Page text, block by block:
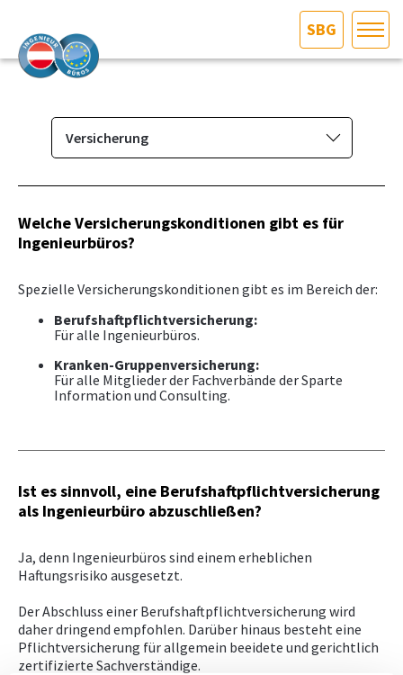
SBG
AKTUELLES/INGOO
DAS INGENIEURBÜRO
INTERESSEN­VERTRETUNG
MITGLIEDER­VERZEICHNIS
SERVICE
KONTAKT
Versicherung
Das Ingenieurbüro
Berufsbild & Gründung
Branchenrecht
Kollektivvertrag
Versicherung
Broschüre "Haftungsansprüche
Aon klärt auf...
Befähigungsprüfung
Ausschreibungsplattform
Downloads, Links & Infos
Welche Versicherungskonditionen gibt es für
Ingenieurbüros?
Spezielle Versicherungskonditionen gibt es im Bereich der:
Berufshaftpflichtversicherung:
Für alle Ingenieurbüros.
Kranken-Gruppenversicherung:
Für alle Mitglieder der Fachverbände der Sparte
Information und Consulting.
Ist es sinnvoll, eine Berufshaftpflichtversicherung
als Ingenieurbüro abzuschließen?
Ja, denn Ingenieurbüros sind einem erheblichen
Haftungsrisiko ausgesetzt.
Der Abschluss einer Berufshaftpflichtversicherung wird
daher dringend empfohlen. Darüber hinaus besteht eine
Pflichtversicherung für allgemein beeidete und gerichtlich
zertifizierte Sachverständige.